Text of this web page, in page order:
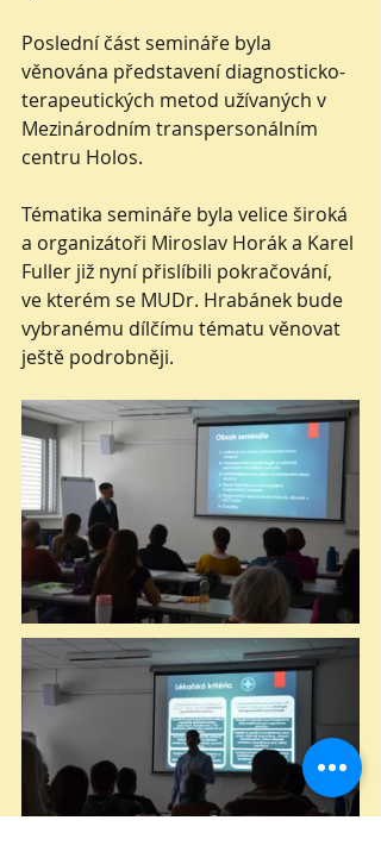
Poslední část semináře byla
věnována představení diagnosticko-
terapeutických metod užívaných v
Mezinárodním transpersonálním
centru Holos.
Tématika semináře byla velice široká
a organizátoři Miroslav Horák a Karel
Fuller již nyní přislíbili pokračování,
ve kterém se MUDr. Hrabánek bude
vybranému dílčímu tématu věnovat
ještě podrobněji.